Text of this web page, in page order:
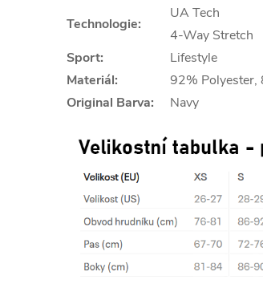
Technologie:
UA Tech
4-Way Stretch
Sport:
Lifestyle
Materiál:
92% Polyester,
Original Barva:
Navy